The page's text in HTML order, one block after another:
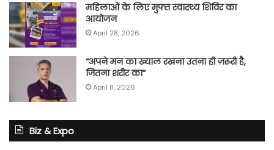
महिलाओं के लिए मुफ्त स्वास्थ्य शिविर का
आयोजन
April 28, 2026
“अपने मन का ख्याल रखना उतना ही ज़रूरी है,
जितना शरीर का”
April 8, 2026
Biz & Expo